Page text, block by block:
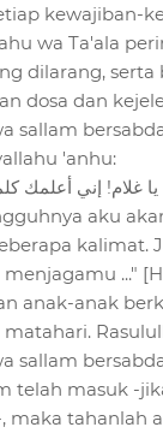
kewajiban-
wa Ta'ala
dilarang,
dosa dan
sallam
'anhu:
aku
kalimat.
..."
anak-anak
sallam
telah masuk -
maka tahanlah